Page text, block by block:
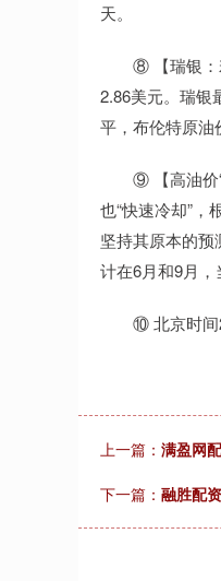
天。
⑧ 【瑞银：若
2.86美元。瑞银
平，布伦特原油
⑨ 【高油价“
也“快速冷却”
坚持其原本的预
计在6月和9月
⑩ 北京时间22
上一篇： 满盈网
下一篇： 融胜配